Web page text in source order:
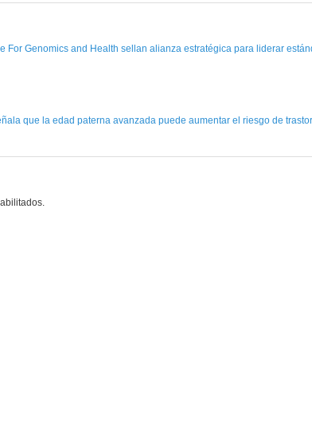
For Genomics and Health sellan alianza estratégica para liderar
que la edad paterna avanzada puede aumentar el riesgo de